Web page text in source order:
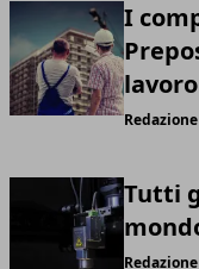
I
lavoro
Redazione
Tutti
Redazione